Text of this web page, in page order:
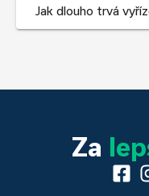
Jak dlouho trvá
Za